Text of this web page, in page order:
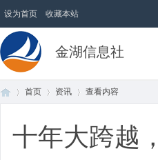
设为首页 收藏本站
金湖信息社
首页 资讯 查看内容
十年大跨越